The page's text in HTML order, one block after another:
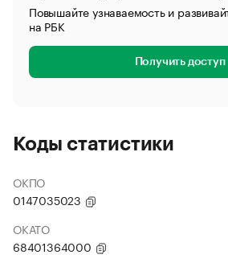
Повышайте узнаваемость и
на РБК
Получить доступ
Коды статистики
ОКПО
0147035023
ОКАТО
68401364000